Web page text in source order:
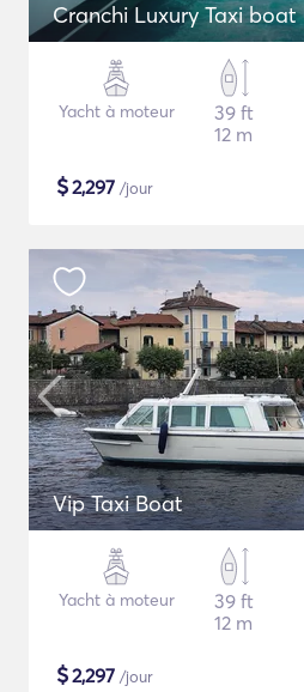
Cranchi Luxury Taxi boat
Yacht à moteur
39 ft
12 m
$2,297 /jour
Vip Taxi Boat
Yacht à moteur
39 ft
12 m
$2,297 /jour